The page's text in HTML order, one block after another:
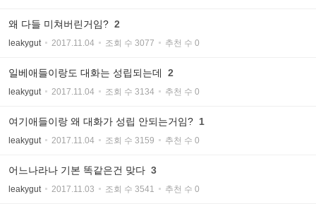
왜 다들 미쳐버린거임? 2
leakygut 2017.11.04 조회 수 3077 추천 수 0
일베애들이랑도 대화는 성립되는데 2
leakygut 2017.11.04 조회 수 3134 추천 수 0
여기애들이랑 왜 대화가 성립 안되는거임? 1
leakygut 2017.11.04 조회 수 3159 추천 수 0
어느나라나 기본 똑같은건 맞다 3
leakygut 2017.11.03 조회 수 3541 추천 수 0